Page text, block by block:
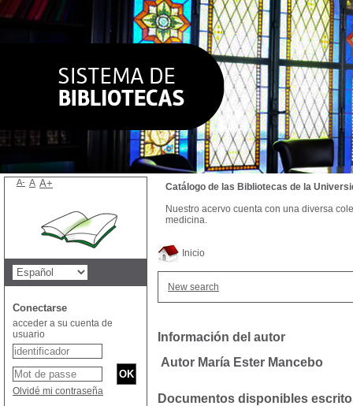
Inicio
New search
Información del autor
Autor María Ester Mancebo
Documentos disponibles
Catálogo de las Bibliotecas de la
Nuestro acervo cuenta con una diversa
medicina.
A- A A+
Conectarse
acceder a su cuenta de
usuario
Olvidé mi contraseña